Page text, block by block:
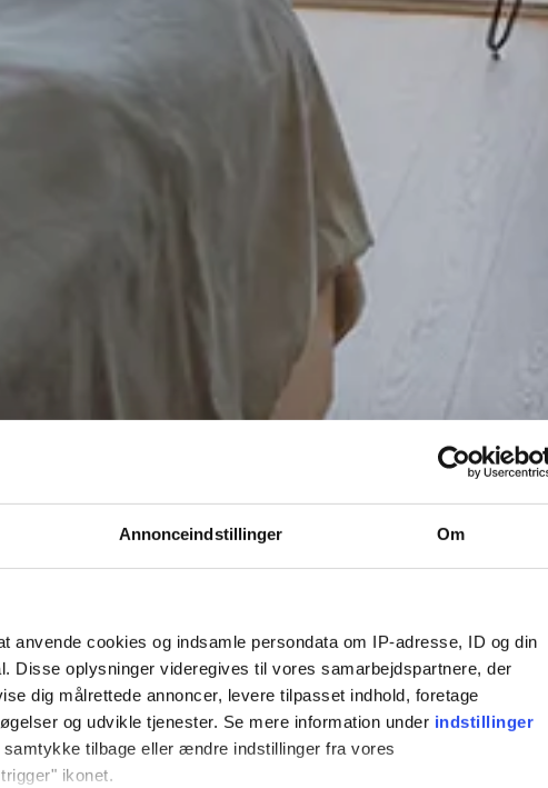
Annonceindstillinger Om
anvende cookies og indsamle persondata om IP-adresse, ID og din
Disse oplysninger videregives til vores samarbejdspartnere, der
dig målrettede annoncer, levere tilpasset indhold, foretage
og udvikle tjenester. Se mere information under indstillinger
tilbage eller ændre indstillinger fra vores
ikonet.